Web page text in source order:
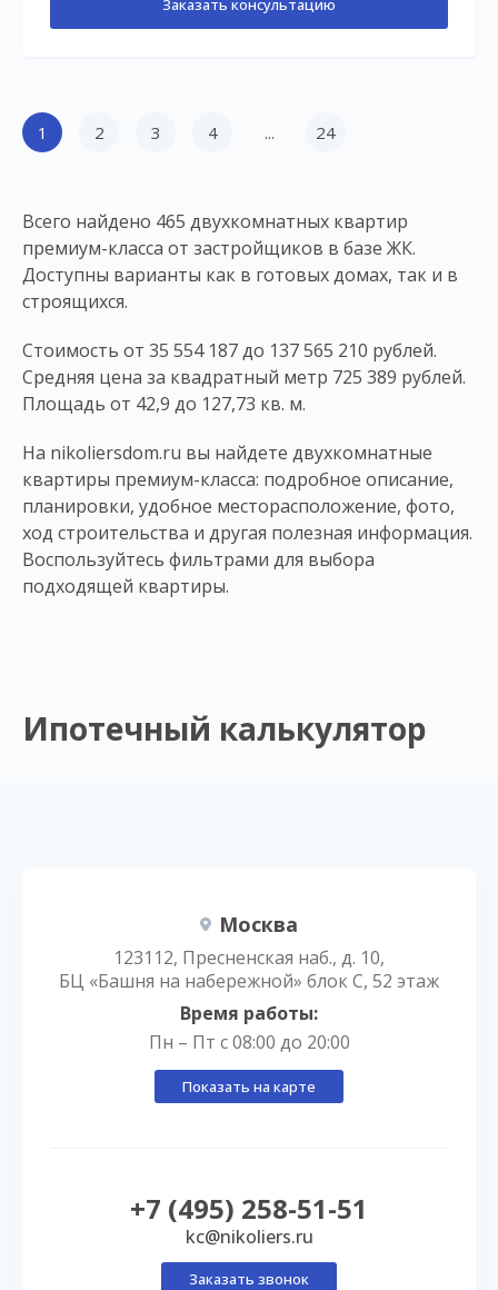
1 2 3 4 ... 24
Всего найдено 465 двухкомнатных квартир
премиум-класса от застройщиков в базе ЖК.
Доступны варианты как в готовых домах, так и в
строящихся.
Стоимость от 35 554 187 до 137 565 210 рублей.
Средняя цена за квадратный метр 725 389 рублей.
Площадь от 42,9 до 127,73 кв. м.
На nikoliersdom.ru вы найдете двухкомнатные
квартиры премиум-класса: подробное описание,
планировки, удобное месторасположение, фото,
ход строительства и другая полезная информация.
Воспользуйтесь фильтрами для выбора
подходящей квартиры.
Ипотечный калькулятор
Москва
123112, Пресненская наб., д. 10,
БЦ «Башня на набережной» блок С, 52 этаж
Время работы:
Пн – Пт с 08:00 до 20:00
Показать на карте
+7 (495) 258-51-51
kc@nikoliers.ru
Заказать звонок